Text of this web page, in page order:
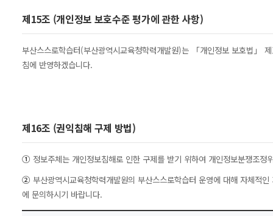
제15조 (개인정보 보호수준 평가에 관한 사항)
부산스스로학습터(부산광역시교육청학력개발원)는 「개인정보 보호법」
침에 반영하겠습니다.
제16조 (권익침해 구제 방법)
① 정보주체는 개인정보침해로 인한 구제를 받기 위하여 개인정보분쟁조
② 부산광역시교육청학력개발원의 부산스스로학습터 운영에 대해 자체적
에 문의하시기 바랍니다.